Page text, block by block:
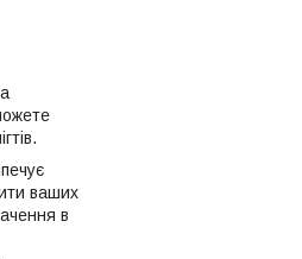
ваших
в